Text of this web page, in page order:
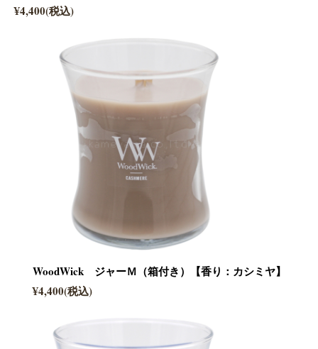
¥4,400(税込)
WoodWick ジャーＭ（箱付き）【香り：カシミヤ】
¥4,400(税込)